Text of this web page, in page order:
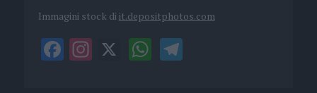
Immagini stock di it.depositphotos.com